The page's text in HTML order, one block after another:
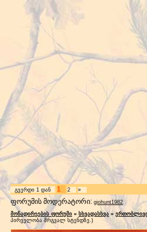
გვერდი 1 დან 1 2 »
ფორუმის მოდერატორი: giohunt1982
მონადირეების ფორუმი » სხვადასხვა » ერთობლივი
პირველობა მრგვალ სტენდზე.)